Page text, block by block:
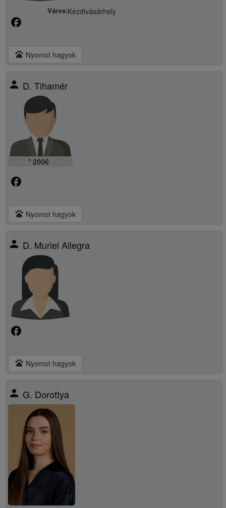
Város:Kézdivásárhely
facebook
pets Nyomot hagyok
person D. Tihamér
* 2006
facebook
pets Nyomot hagyok
person D. Muriel Allegra
facebook
pets Nyomot hagyok
person G. Dorottya